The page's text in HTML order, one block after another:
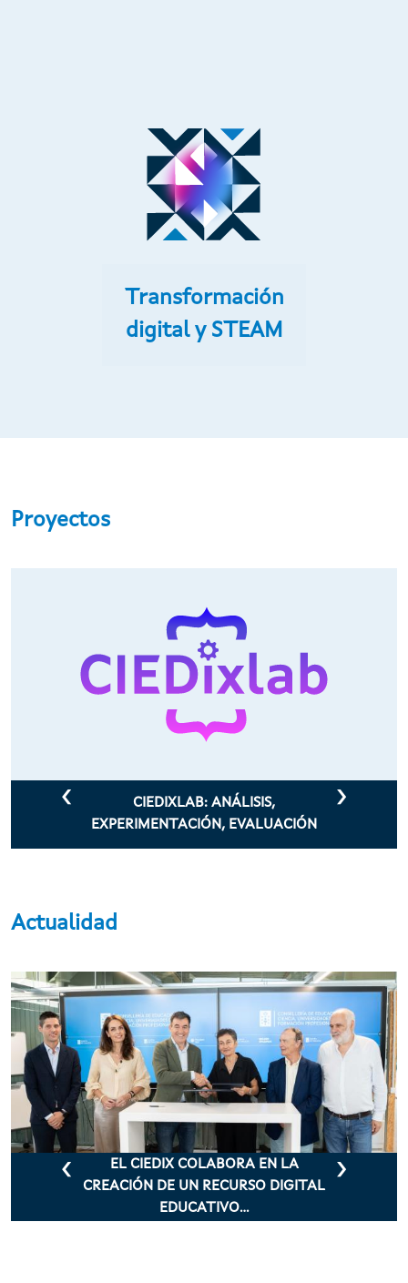
Transformación
digital y STEAM
Ir o contido principal
Proyectos
CIEDIXLAB: ANÁLISIS,
EXPERIMENTACIÓN, EVALUACIÓN
Ir o contido principal
Actualidad
EL CIEDIX COLABORA EN LA
CREACIÓN DE UN RECURSO DIGITAL
EDUCATIVO...